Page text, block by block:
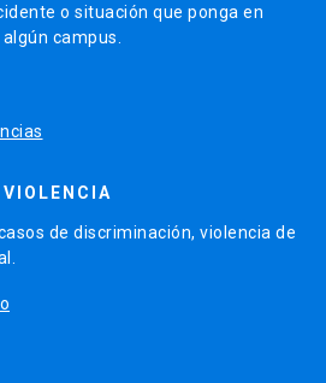
o situación que ponga en
campus.
de discriminación, violencia de